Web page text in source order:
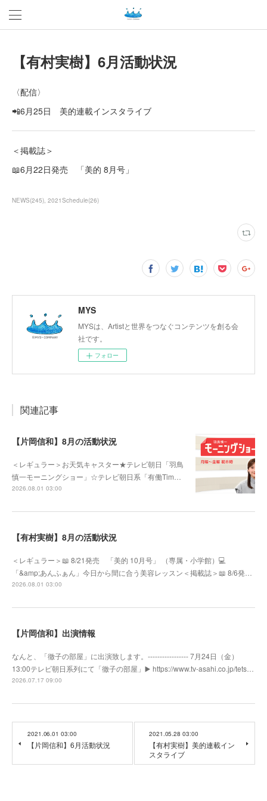
【有村実樹】6月活動状況
〈配信〉
📲6月25日 美的連載インスタライブ
＜掲載誌＞
📖6月22日発売 「美的 8月号」
NEWS(245) 2021Schedule(26)
MYS
MYSは、Artistと世界をつなぐコンテンツを創る会
社です。
フォロー
関連記事
【片岡信和】8月の活動状況
＜レギュラー＞お天気キャスター★テレビ朝日「羽鳥
慎一モーニングショー」☆テレビ朝日系「有働Tim…
2026.08.01 03:00
【有村実樹】8月の活動状況
＜レギュラー＞📖 8/21発売 「美的 10月号」 （専属・小学館）💻
「&amp;あんふぁん」今日から間に合う美容レッスン＜掲載誌＞📖 8/6発…
2026.08.01 03:00
【片岡信和】出演情報
なんと、「徹子の部屋」に出演致します。----------------- 7月24日（金）
13:00テレビ朝日系列にて「徹子の部屋」▶️ https://www.tv-asahi.co.jp/tets…
2026.07.17 09:00
2021.06.01 03:00
【片岡信和】6月活動状況
2021.05.28 03:00
【有村実樹】美的連載イン
スタライブ